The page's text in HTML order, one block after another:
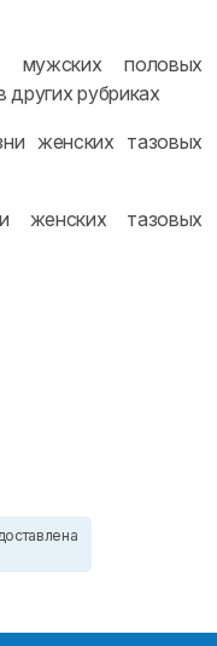
мужских половых
других рубриках
женских тазовых
женских тазовых